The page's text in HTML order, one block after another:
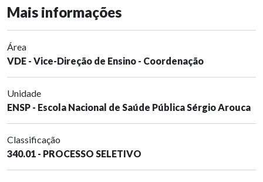
Mais informações
Área
VDE - Vice-Direção de Ensino - Coordenação
Unidade
ENSP - Escola Nacional de Saúde Pública Sérgio Arouca
Classificação
340.01 - PROCESSO SELETIVO